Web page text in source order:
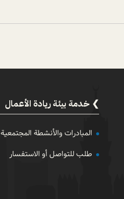
خدمة بيئة ريادة الأعمال
المبادرات والأنشطة المجتمعية
طلب للتواصل أو الاستفسار